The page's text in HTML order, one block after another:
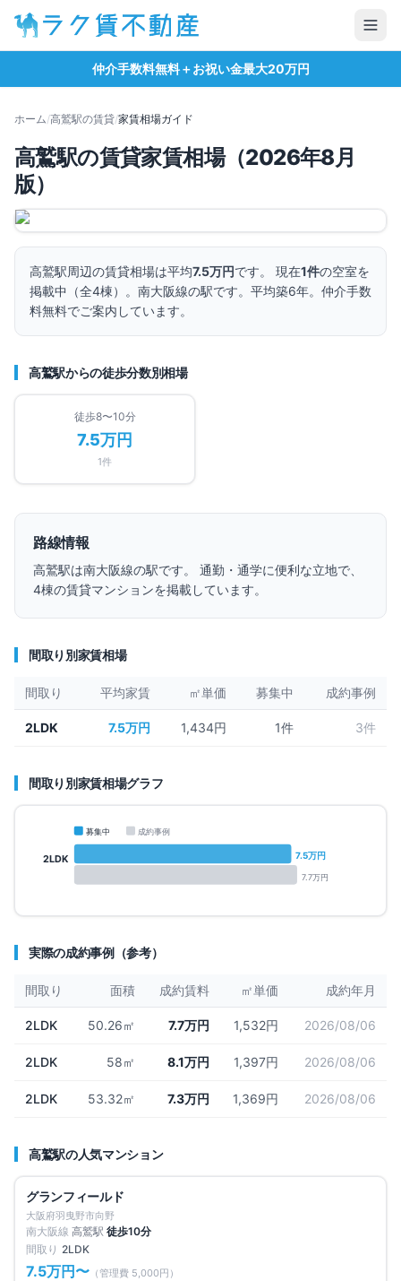
仲介手数料無料＋お祝い金最大20万円
ホーム/高鷲駅の賃貸/家賃相場ガイド
高鷲駅の賃貸家賃相場（2026年8月
版）
高鷲駅周辺の賃貸相場は平均7.5万円です。 現在1件の空室を
掲載中（全4棟）。 南大阪線の駅です。 平均築6年。 仲介手数
料無料でご案内しています。
高鷲駅からの徒歩分数別相場
徒歩8〜10分
7.5万円
1件
路線情報
高鷲駅は南大阪線の駅です。 通勤・通学に便利な立地で、
4棟の賃貸マンションを掲載しています。
間取り別家賃相場
間取り 平均家賃 ㎡単価 募集中 成約事例
2LDK 7.5万円 1,434円 1件 3件
間取り別家賃相場グラフ
募集中 成約事例
2LDK 7.5万円
7.7万円
実際の成約事例（参考）
間取り 面積 成約賃料 ㎡単価 成約年月
2LDK 50.26㎡ 7.7万円 1,532円 2026/08/06
2LDK 58㎡ 8.1万円 1,397円 2026/08/06
2LDK 53.32㎡ 7.3万円 1,369円 2026/08/06
高鷲駅の人気マンション
仲介手数料無料
グランフィールド
大阪府羽曳野市向野
南大阪線 高鷲駅 徒歩10分
間取り 2LDK
7.5万円〜 （管理費 5,000円 ）